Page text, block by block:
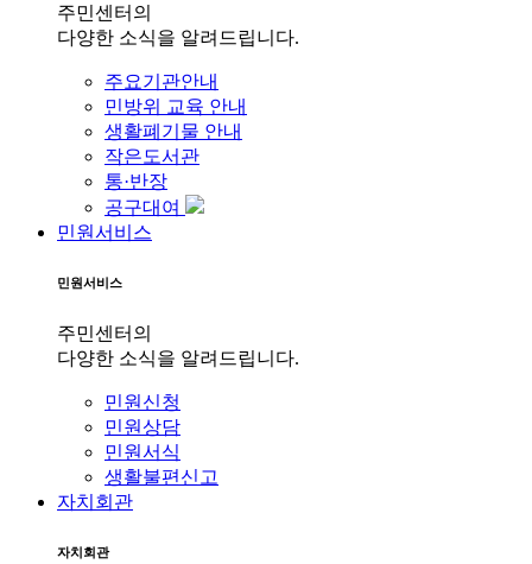
주민센터의
다양한 소식을 알려드립니다.
주요기관안내
민방위 교육 안내
생활폐기물 안내
작은도서관
통·반장
공구대여
민원서비스
민원서비스
주민센터의
다양한 소식을 알려드립니다.
민원신청
민원상담
민원서식
생활불편신고
자치회관
자치회관